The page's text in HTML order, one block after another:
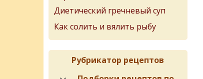
Диетический гречневый суп
Как солить и вялить рыбу
Рубрикатор рецептов